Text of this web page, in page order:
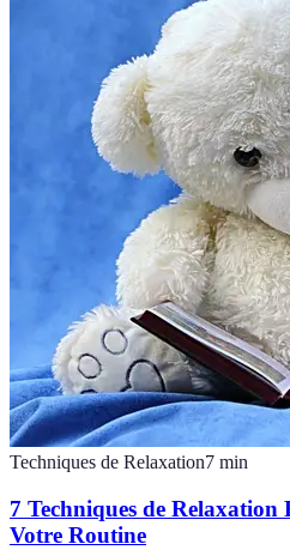
Techniques de Relaxation7 min
7 Techniques de
Votre Routine